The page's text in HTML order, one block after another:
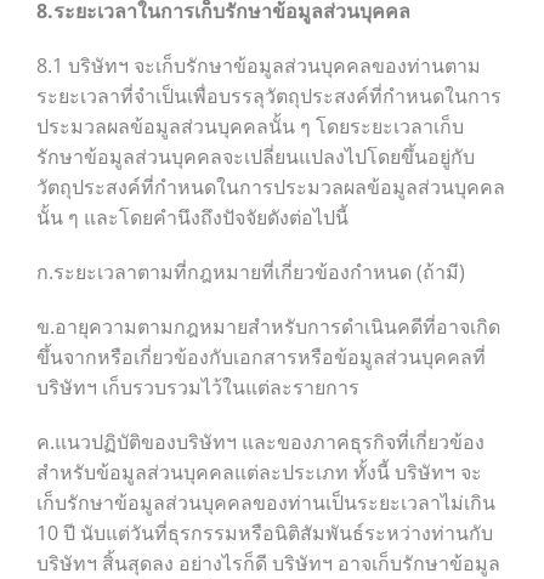
8.ระยะเวลาในการเก็บรักษาข้อมูลส่วนบุคคล
8.1 บริษัทฯ จะเก็บรักษาข้อมูลส่วนบุคคลของท่านตาม
ระยะเวลาที่จำเป็นเพื่อบรรลุวัตถุประสงค์ที่กำหนดในการ
ประมวลผลข้อมูลส่วนบุคคลนั้น ๆ โดยระยะเวลาเก็บ
รักษาข้อมูลส่วนบุคคลจะเปลี่ยนแปลงไปโดยขึ้นอยู่กับ
วัตถุประสงค์ที่กำหนดในการประมวลผลข้อมูลส่วนบุคคล
นั้น ๆ และโดยคำนึงถึงปัจจัยดังต่อไปนี้
ก.ระยะเวลาตามที่กฎหมายที่เกี่ยวข้องกำหนด (ถ้ามี)
ข.อายุความตามกฎหมายสำหรับการดำเนินคดีที่อาจเกิด
ขึ้นจากหรือเกี่ยวข้องกับเอกสารหรือข้อมูลส่วนบุคคลที่
บริษัทฯ เก็บรวบรวมไว้ในแต่ละรายการ
ค.แนวปฏิบัติของบริษัทฯ และของภาคธุรกิจที่เกี่ยวข้อง
สำหรับข้อมูลส่วนบุคคลแต่ละประเภท ทั้งนี้ บริษัทฯ จะ
เก็บรักษาข้อมูลส่วนบุคคลของท่านเป็นระยะเวลาไม่เกิน
10 ปี นับแต่วันที่ธุรกรรมหรือนิติสัมพันธ์ระหว่างท่านกับ
บริษัทฯ สิ้นสุดลง อย่างไรก็ดี บริษัทฯ อาจเก็บรักษาข้อมูล